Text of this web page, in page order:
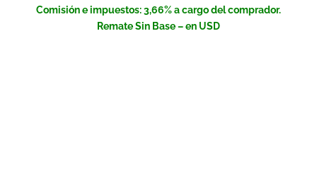
Comisión e impuestos: 3,66% a cargo del comprador.
Remate Sin Base – en USD